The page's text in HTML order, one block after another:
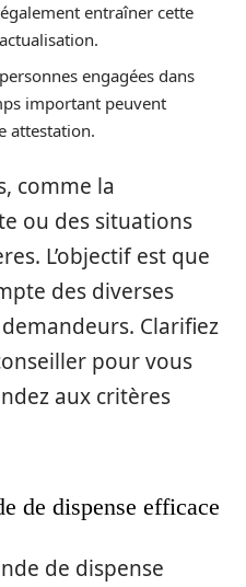
entraîner cette
engagées dans
important peuvent
attestation.
comme la
ou des situations
L’objectif est que
des diverses
Clarifiez
pour vous
aux critères
de dispense efficace
de dispense